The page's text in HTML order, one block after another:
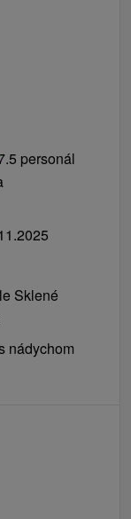
personál
Sklené
nádychom